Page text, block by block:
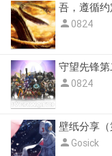
吾，遵循
 0824
守望先锋
 0824
壁纸分享（
 Gosick